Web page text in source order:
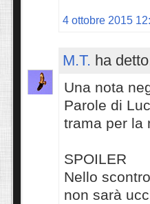
4 ottobre 2015
M.T. ha
Una nota
Parole di
trama per la
SPOILER
Nello
non sarà